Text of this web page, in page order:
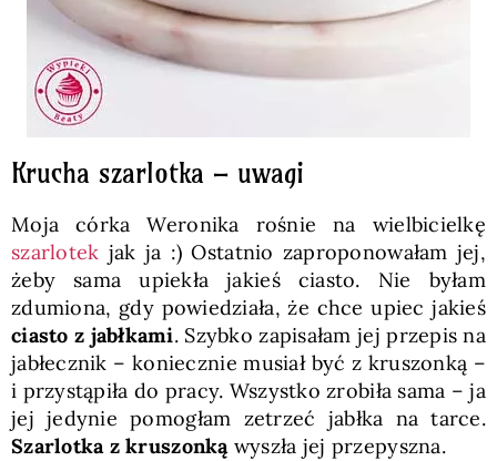
Krucha szarlotka – uwagi
Moja córka Weronika rośnie na wielbicielkę
szarlotek jak ja :) Ostatnio zaproponowałam jej,
żeby sama upiekła jakieś ciasto. Nie byłam
zdumiona, gdy powiedziała, że chce upiec jakieś
ciasto z jabłkami. Szybko zapisałam jej przepis na
jabłecznik – koniecznie musiał być z kruszonką –
i przystąpiła do pracy. Wszystko zrobiła sama – ja
jej jedynie pomogłam zetrzeć jabłka na tarce.
Szarlotka z kruszonkąwyszła jej przepyszna.